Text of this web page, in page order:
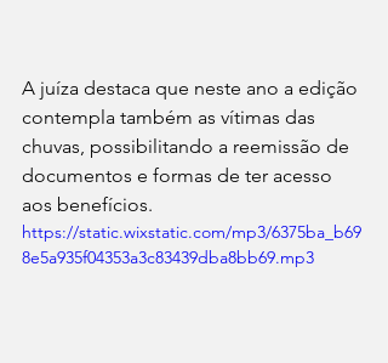
A juíza destaca que neste ano a edição
contempla também as vítimas das
chuvas, possibilitando a reemissão de
documentos e formas de ter acesso
aos benefícios.
https://static.wixstatic.com/mp3/6375ba_b69
8e5a935f04353a3c83439dba8bb69.mp3